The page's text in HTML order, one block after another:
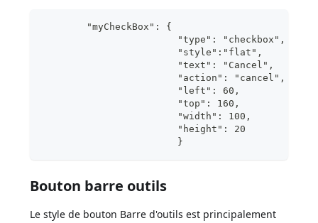
	"myCheckBox": {
			"style":"flat",
			"action": "cancel",
			}
Bouton barre outils
Le style de bouton Barre d'outils est principalement